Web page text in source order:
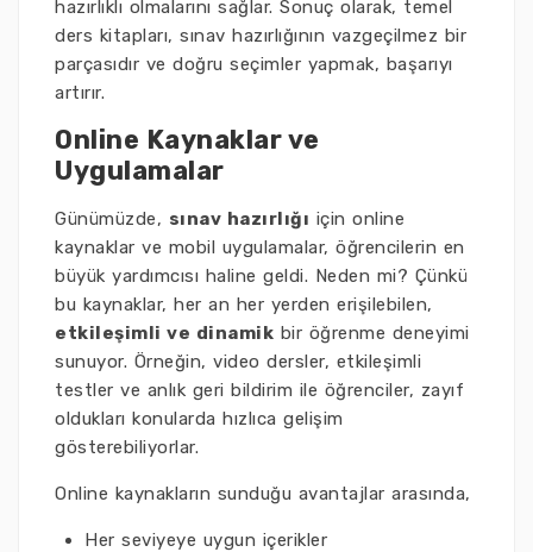
hazırlıklı olmalarını sağlar. Sonuç olarak, temel
ders kitapları, sınav hazırlığının vazgeçilmez bir
parçasıdır ve doğru seçimler yapmak, başarıyı
artırır.
Online Kaynaklar ve
Uygulamalar
Günümüzde, sınav hazırlığı için online
kaynaklar ve mobil uygulamalar, öğrencilerin en
büyük yardımcısı haline geldi. Neden mi? Çünkü
bu kaynaklar, her an her yerden erişilebilen,
etkileşimli ve dinamik bir öğrenme deneyimi
sunuyor. Örneğin, video dersler, etkileşimli
testler ve anlık geri bildirim ile öğrenciler, zayıf
oldukları konularda hızlıca gelişim
gösterebiliyorlar.
Online kaynakların sunduğu avantajlar arasında,
Her seviyeye uygun içerikler